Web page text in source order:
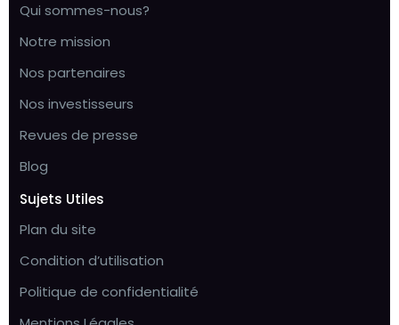
Qui sommes-nous?
Notre mission
Nos partenaires
Nos investisseurs
Revues de presse
Blog
Sujets Utiles
Plan du site
Condition d’utilisation
Politique de confidentialité